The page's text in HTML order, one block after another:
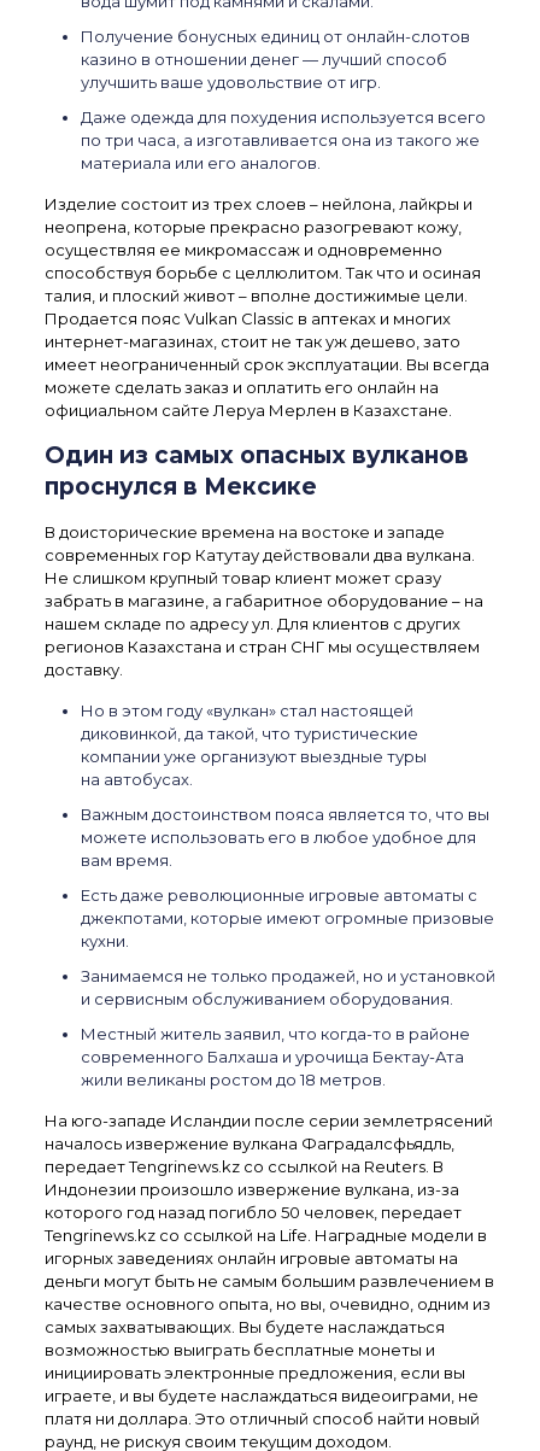
Получение бонусных единиц от онлайн-слотов
казино в отношении денег — лучший способ
улучшить ваше удовольствие от игр.
Даже одежда для похудения используется всего
по три часа, а изготавливается она из такого же
материала или его аналогов.
Изделие состоит из трех слоев – нейлона, лайкры и
неопрена, которые прекрасно разогревают кожу,
осуществляя ее микромассаж и одновременно
способствуя борьбе с целлюлитом. Так что и осиная
талия, и плоский живот – вполне достижимые цели.
Продается пояс Vulkan Classic в аптеках и многих
интернет-магазинах, стоит не так уж дешево, зато
имеет неограниченный срок эксплуатации. Вы всегда
можете сделать заказ и оплатить его онлайн на
официальном сайте Леруа Мерлен в Казахстане.
Один из самых опасных вулканов
проснулся в Мексике
В доисторические времена на востоке и западе
современных гор Катутау действовали два вулкана.
Не слишком крупный товар клиент может сразу
забрать в магазине, а габаритное оборудование – на
нашем складе по адресу ул. Для клиентов с других
регионов Казахстана и стран СНГ мы осуществляем
доставку.
Но в этом году «вулкан» стал настоящей
диковинкой, да такой, что туристические
компании уже организуют выездные туры
на автобусах.
Важным достоинством пояса является то, что вы
можете использовать его в любое удобное для
вам время.
Есть даже революционные игровые автоматы с
джекпотами, которые имеют огромные призовые
кухни.
Занимаемся не только продажей, но и установкой
и сервисным обслуживанием оборудования.
Местный житель заявил, что когда-то в районе
современного Балхаша и урочища Бектау-Ата
жили великаны ростом до 18 метров.
На юго-западе Исландии после серии землетрясений
началось извержение вулкана Фаградалсфьядль,
передает Tengrinews.kz со ссылкой на Reuters. В
Индонезии произошло извержение вулкана, из-за
которого год назад погибло 50 человек, передает
Tengrinews.kz со ссылкой на Life. Наградные модели в
игорных заведениях онлайн игровые автоматы на
деньги могут быть не самым большим развлечением в
качестве основного опыта, но вы, очевидно, одним из
самых захватывающих. Вы будете наслаждаться
возможностью выиграть бесплатные монеты и
инициировать электронные предложения, если вы
играете, и вы будете наслаждаться видеоиграми, не
платя ни доллара. Это отличный способ найти новый
раунд, не рискуя своим текущим доходом.